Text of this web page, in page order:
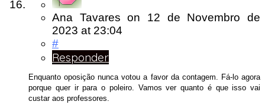
Ana Tavares on 12 de Novembro de
2023 at 23:04
#
Responder
Enquanto oposição nunca votou a favor da contagem. Fá-lo agora
porque quer ir para o poleiro. Vamos ver quanto é que isso vai
custar aos professores.